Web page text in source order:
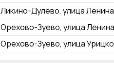
Ликино-Дулёво, улица
Орехово-Зуево, улица
Орехово-Зуево, улица